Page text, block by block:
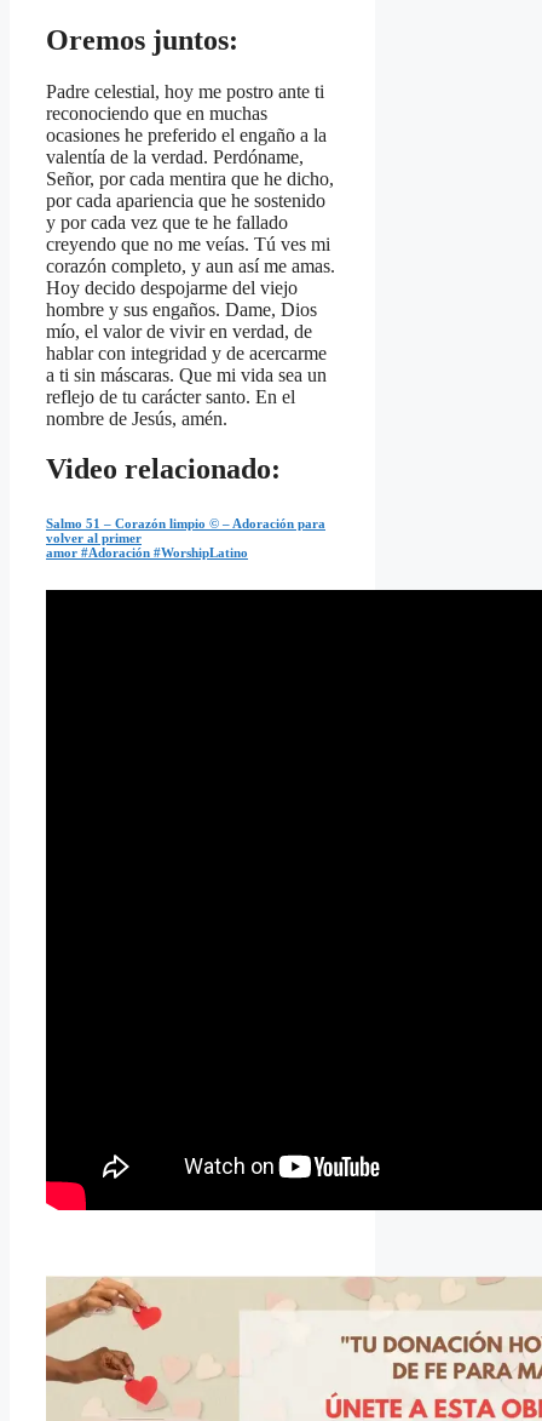
Oremos juntos:
Padre celestial, hoy me postro ante ti
reconociendo que en muchas
ocasiones he preferido el engaño a la
valentía de la verdad. Perdóname,
Señor, por cada mentira que he dicho,
por cada apariencia que he sostenido
y por cada vez que te he fallado
creyendo que no me veías. Tú ves mi
corazón completo, y aun así me amas.
Hoy decido despojarme del viejo
hombre y sus engaños. Dame, Dios
mío, el valor de vivir en verdad, de
hablar con integridad y de acercarme
a ti sin máscaras. Que mi vida sea un
reflejo de tu carácter santo. En el
nombre de Jesús, amén.
Video relacionado:
Salmo 51 – Corazón limpio © – Adoración para
volver al primer
amor #Adoración #WorshipLatino